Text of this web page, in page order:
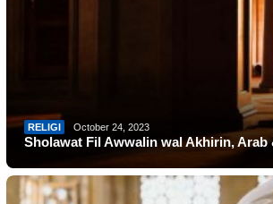
RELIGI October 24, 2023
Sholawat Fil Awwalin wal Akhirin,